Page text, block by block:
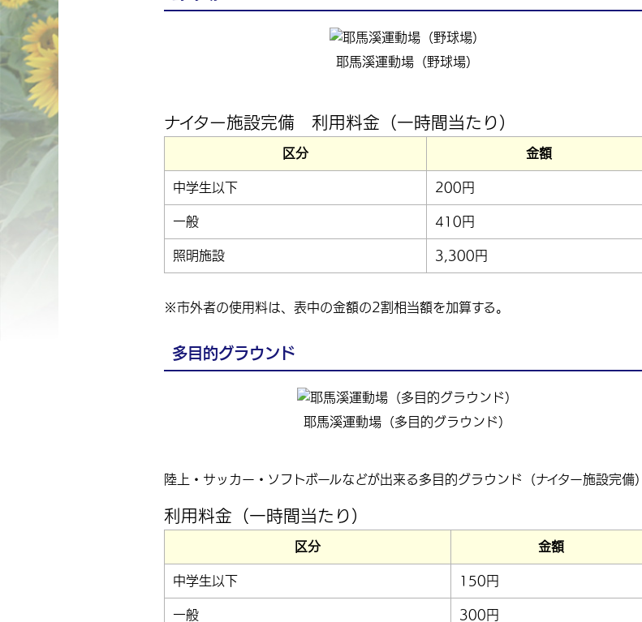
耶馬溪運動場（野球場）
ナイター施設完備 利用料金（一時間当たり）
区分 金額
中学生以下 200円
一般 410円
照明施設 3,300円
※市外者の使用料は、表中の金額の2割相当額を加算する。
多目的グラウンド
耶馬溪運動場（多目的グラウンド）
陸上・サッカー・ソフトボールなどが出来る多目的グラウンド（ナイター施設完備）
利用料金（一時間当たり）
区分 金額
中学生以下 150円
一般 300円